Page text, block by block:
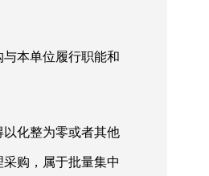
本单位履行职能和
化整为零或者其他
购，属于批量集中